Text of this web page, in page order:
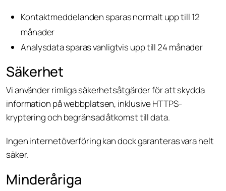
Kontaktmeddelanden sparas normalt upp till 12
månader
Analysdata sparas vanligtvis upp till 24 månader
Säkerhet
Vi använder rimliga säkerhetsåtgärder för att skydda
information på webbplatsen, inklusive HTTPS-
kryptering och begränsad åtkomst till data.
Ingen internetöverföring kan dock garanteras vara helt
säker.
Minderåriga